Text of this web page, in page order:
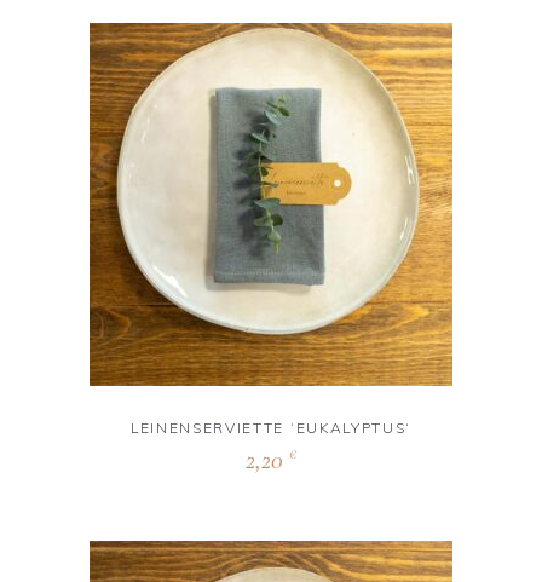
LEINENSERVIETTE ‘EUKALYPTUS‘
2,20 €